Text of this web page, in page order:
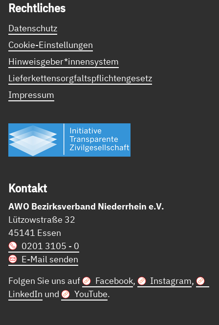
Recht­li­ches
Datenschutz
Cookie-Einstellungen
Hinweisgeber*innensystem
Lieferkettensorgfaltspflichtengesetz
Impressum
Kon­takt
AWO Bezirksverband Niederrhein e.V.
Lützowstraße 32
45141 Essen
0201 3105 - 0
E-Mail senden
Folgen Sie uns auf
Facebook, Instagram,
LinkedIn und YouTube.